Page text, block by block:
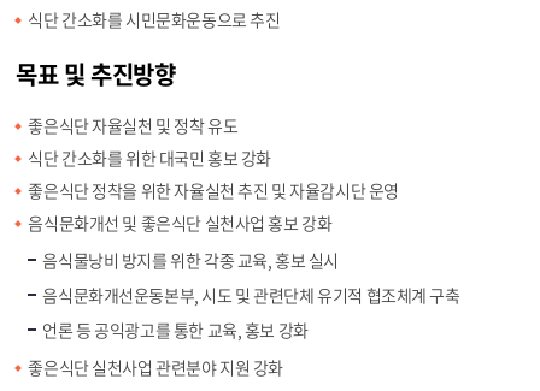
식단 간소화를 시민문화운동으로 추진
목표 및 추진방향
좋은식단 자율실천 및 정착 유도
식단 간소화를 위한 대국민 홍보 강화
좋은식단 정착을 위한 자율실천 추진 및 자율감시단 운영
음식문화개선 및 좋은식단 실천사업 홍보 강화
음식물낭비 방지를 위한 각종 교육, 홍보 실시
음식문화개선운동본부, 시도 및 관련단체 유기적 협조체계 구축
언론 등 공익광고를 통한 교육, 홍보 강화
좋은식단 실천사업 관련분야 지원 강화